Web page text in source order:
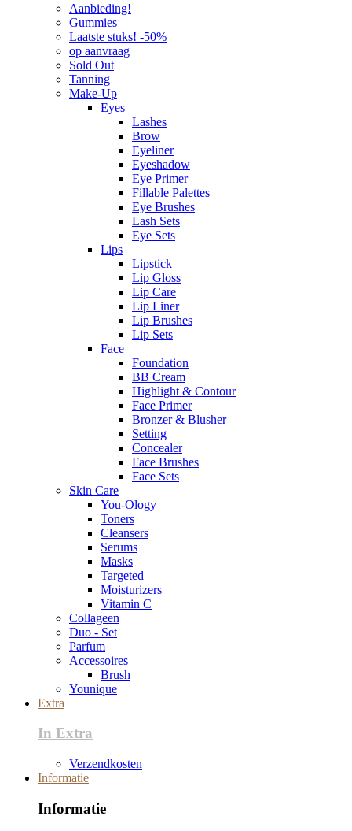
Aanbieding!
Gummies
Laatste stuks! -50%
op aanvraag
Sold Out
Tanning
Make-Up
Eyes
Lashes
Brow
Eyeliner
Eyeshadow
Eye Primer
Fillable Palettes
Eye Brushes
Lash Sets
Eye Sets
Lips
Lipstick
Lip Gloss
Lip Care
Lip Liner
Lip Brushes
Lip Sets
Face
Foundation
BB Cream
Highlight & Contour
Face Primer
Bronzer & Blusher
Setting
Concealer
Face Brushes
Face Sets
Skin Care
You-Ology
Toners
Cleansers
Serums
Masks
Targeted
Moisturizers
Vitamin C
Collageen
Duo - Set
Parfum
Accessoires
Brush
Younique
Extra
In Extra
Verzendkosten
Informatie
Informatie